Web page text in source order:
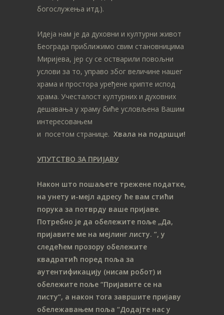
богослужења итд.).
Идеја нам је да духовни и културни живот
Београда приближимо свим становницима
Миријева, јер су се остварили повољни
услови за то, управо због величине нашег
храма и простора уређене крипте испод
храма. Учесталост културних и духовних
дешавања у храму биће условљена Вашим
интересовањем
и посетом странице. Хвала на подршци!
УПУТСТВО ЗА ПРИЈАВУ
Након што пошаљете трежене податке,
на унету и-мејл адресу ће вам стићи
порука за потврду ваше пријаве.
Потребно је да обележите поље „Да,
пријавите ме на мeјлинг листу. ”, у
следећем прозору обележите
квадратић поред поља за
аутентификацију (нисам робот) и
обележите поље “Пријавите се на
листу“, а након тога завршите пријаву
обележавањем поља “Додајте нас у